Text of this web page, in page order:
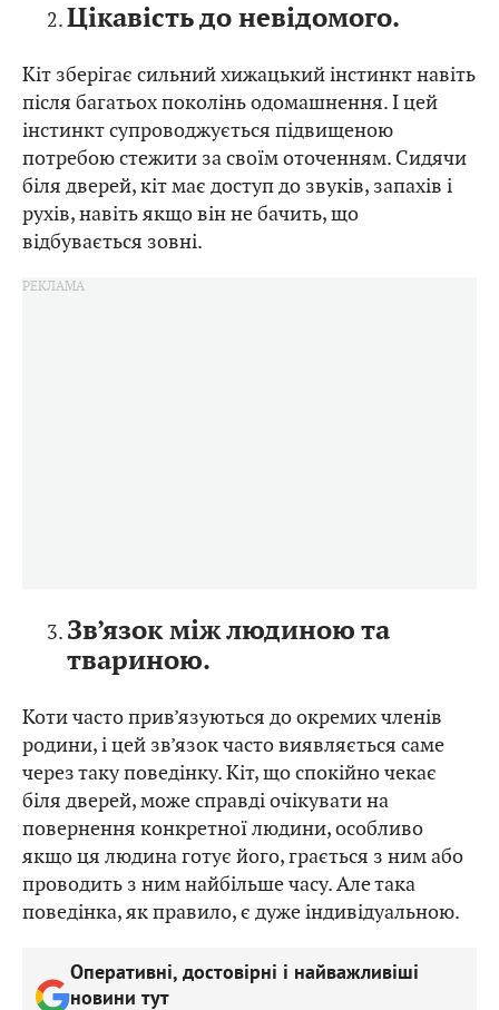
Цікавість до невідомого.
Кіт зберігає сильний хижацький інстинкт навіть
після багатьох поколінь одомашнення. І цей
інстинкт супроводжується підвищеною
потребою стежити за своїм оточенням. Сидячи
біля дверей, кіт має доступ до звуків, запахів і
рухів, навіть якщо він не бачить, що
відбувається зовні.
Зв’язок між людиною та
твариною.
Коти часто прив’язуються до окремих членів
родини, і цей зв’язок часто виявляється саме
через таку поведінку. Кіт, що спокійно чекає
біля дверей, може справді очікувати на
повернення конкретної людини, особливо
якщо ця людина готує його, грається з ним або
проводить з ним найбільше часу. Але така
поведінка, як правило, є дуже індивідуальною.
Оперативні, достовірні і найважливіші
новини тут